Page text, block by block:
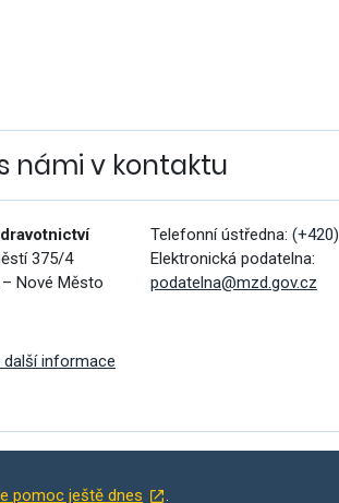
námi v kontaktu
375/4
Nové Město
Telefonní ústředna: (+420)
Elektronická podatelna:
podatelna@mzd.gov.cz
další informace
pomoc ještě dnes .